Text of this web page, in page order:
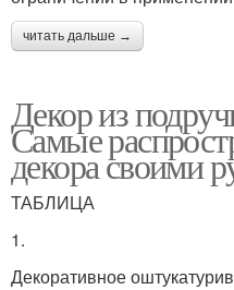
читать дальше →
Декор из
Самые
декора своими
ТАБЛИЦА
1.
Декоративное